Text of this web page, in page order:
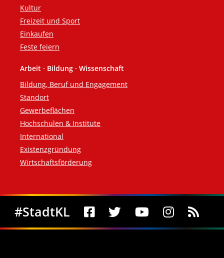
Kultur
Freizeit und Sport
Einkaufen
Feste feiern
Arbeit · Bildung · Wissenschaft
Bildung, Beruf und Engagement
Standort
Gewerbeflächen
Hochschulen & Institute
International
Existenzgründung
Wirtschaftsförderung
Social Media
#StadtKL